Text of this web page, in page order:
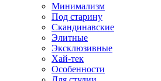
Минимализм
Под старину
Скандинавские
Элитные
Эксклюзивные
Хай-тек
Особенности